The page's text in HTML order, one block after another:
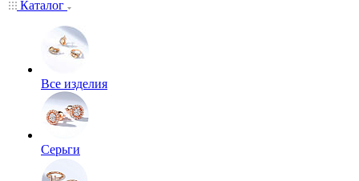
Каталог
Все изделия
Серьги